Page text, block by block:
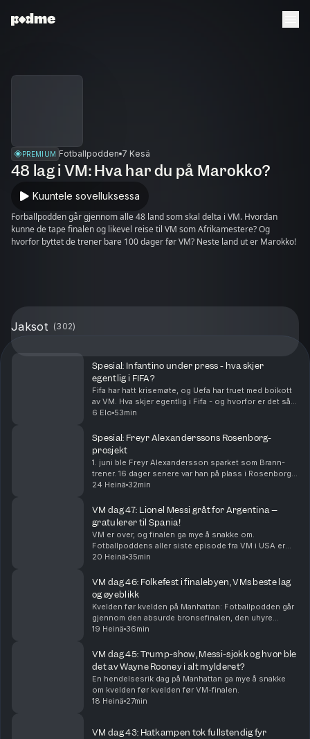
PREMIUM Fotballpodden 7 Kesä
48 lag i VM: Hva har du på Marokko?
Kuuntele sovelluksessa
Forballpodden går gjennom alle 48 land som skal delta i VM. Hvordan
kunne de tape finalen og likevel reise til VM som Afrikamestere? Og
hvorfor byttet de trener bare 100 dager før VM? Neste land ut er Marokko!
Jaksot (302)
Spesial: Infantino under press - hva skjer
egentlig i FIFA?
Fifa har hatt krisemøte, og Uefa har truet med boikott
av VM. Hva skjer egentlig i Fifa - og hvorfor er det så
steile fronter?
6 Elo 53min
Spesial: Freyr Alexanderssons Rosenborg-
prosjekt
1. juni ble Freyr Alexandersson sparket som Brann-
trener. 16 dager senere var han på plass i Rosenborg. I
denne episoden snakker Alexandersson om hvordan
24 Heinä 32min
VM dag 47: Lionel Messi gråt for Argentina –
gratulerer til Spania!
VM er over, og finalen ga mye å snakke om.
Fotballpoddens aller siste episode fra VM i USA er
herved servert. Tusen takk for følget!
20 Heinä 35min
VM dag 46: Folkefest i finalebyen, VMs beste lag
og øyeblikk
Kvelden før kvelden på Manhattan: Fotballpodden går
gjennom den absurde bronsefinalen, den uhyre
spennende finalen og VMs beste lag, øyeblikk og
19 Heinä 36min
VM dag 45: Trump-show, Messi-sjokk og hvor ble
det av Wayne Rooney i alt mylderet?
En hendelsesrik dag på Manhattan ga mye å snakke
om kvelden før kvelden før VM-finalen.
18 Heinä 27min
VM dag 43: Hatkampen tok fullstendig fyr